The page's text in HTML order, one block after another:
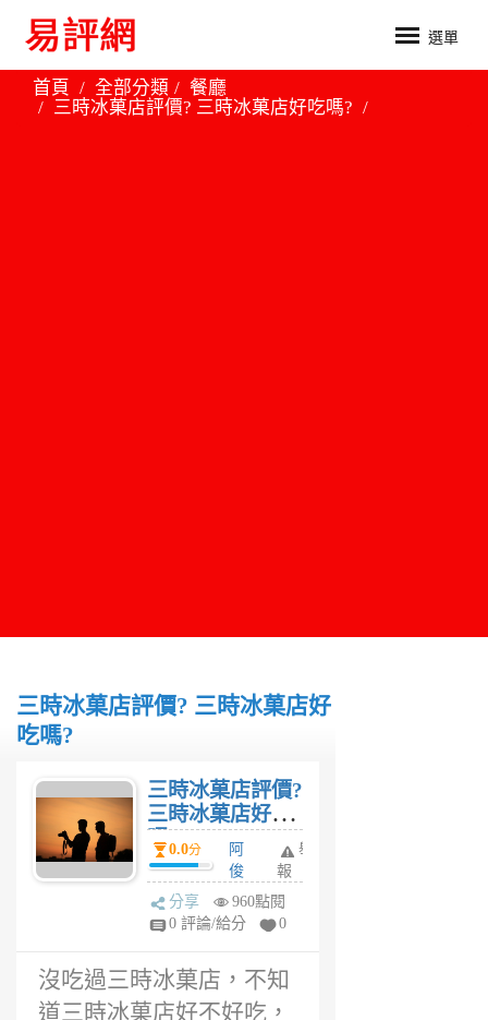
選單
首頁 全部分類
餐廳
三時冰菓店評價? 三時冰菓店好吃嗎?
三時冰菓店評價? 三時冰菓店好
吃嗎?
三時冰菓店評價?
三時冰菓店好吃
嗎?0.0分
阿
俊
6
年
舉
報
分享
960點閱
0 評論/給分
0
沒吃過三時冰菓店，不知
道三時冰菓店好不好吃，